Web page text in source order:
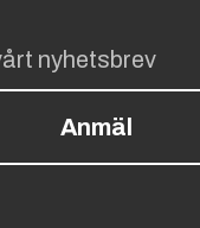
nyhetsbrev
Anmäl